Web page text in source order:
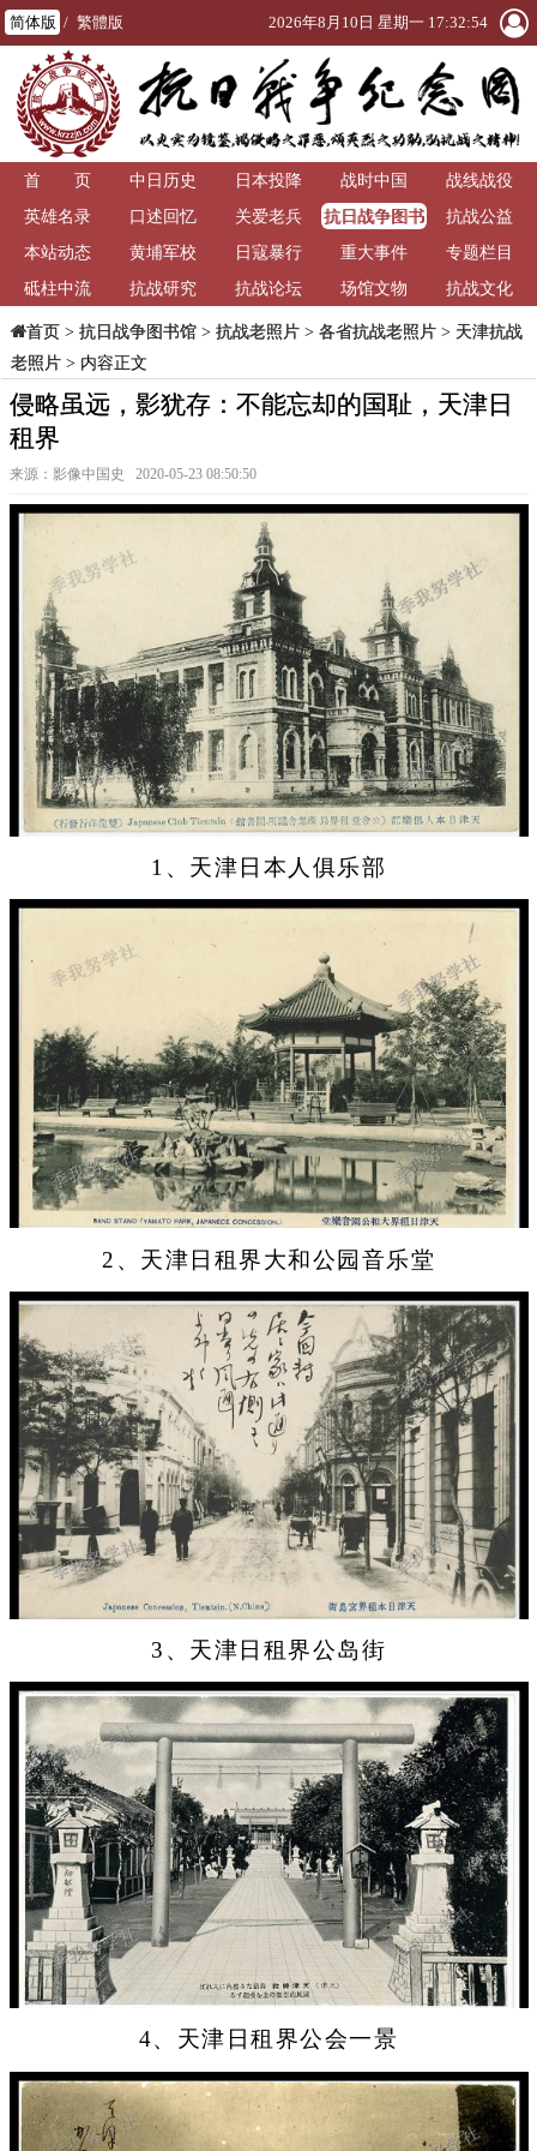
简体版 / 繁體版 2026年8月10日 星期一 17:32:54
首 页 中日历史 日本投降 战时中国
战线战役
英雄名录
口述回忆 关爱老兵
抗日战争图书
馆
抗战公益
本站动态
黄埔军校 日寇暴行 重大事件
专题栏目
砥柱中流
抗战研究 抗战论坛 场馆文物 抗战文化
首页> 抗日战争图书馆> 抗战老照片> 各省抗战老照片> 天津抗战
老照片> 内容正文
侵略虽远，影犹存：不能忘却的国耻，天津日
租界
来源：影像中国史 2020-05-23 08:50:50
1、天津日本人俱乐部
2、天津日租界大和公园音乐堂
3、天津日租界公岛街
4、天津日租界公会一景